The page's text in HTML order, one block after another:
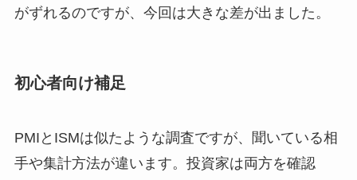
がずれるのですが、今回は大きな差が出ました。
初心者向け補足
PMIとISMは似たような調査ですが、聞いている相
手や集計方法が違います。投資家は両方を確認